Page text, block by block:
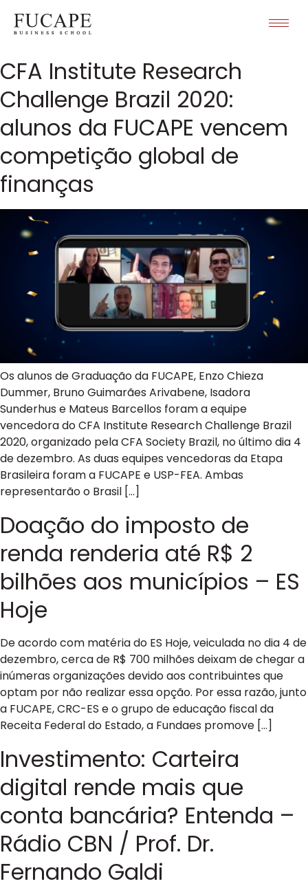
CFA Institute Research
Challenge Brazil 2020:
alunos da FUCAPE vencem
competição global de
finanças
Os alunos de Graduação da FUCAPE, Enzo Chieza
Dummer, Bruno Guimarães Arivabene, Isadora
Sunderhus e Mateus Barcellos foram a equipe
vencedora do CFA Institute Research Challenge Brazil
2020, organizado pela CFA Society Brazil, no último dia 4
de dezembro. As duas equipes vencedoras da Etapa
Brasileira foram a FUCAPE e USP-FEA. Ambas
representarão o Brasil […]
Doação do imposto de
renda renderia até R$ 2
bilhões aos municípios – ES
Hoje
De acordo com matéria do ES Hoje, veiculada no dia 4 de
dezembro, cerca de R$ 700 milhões deixam de chegar a
inúmeras organizações devido aos contribuintes que
optam por não realizar essa opção. Por essa razão, junto
a FUCAPE, CRC-ES e o grupo de educação fiscal da
Receita Federal do Estado, a Fundaes promove […]
Investimento: Carteira
digital rende mais que
conta bancária? Entenda –
Rádio CBN / Prof. Dr.
Fernando Galdi